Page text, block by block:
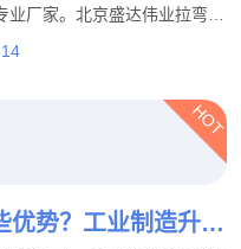
厂家。北京盛达伟业拉弯厂
加工服务。
HOT
优势？工业制造升级